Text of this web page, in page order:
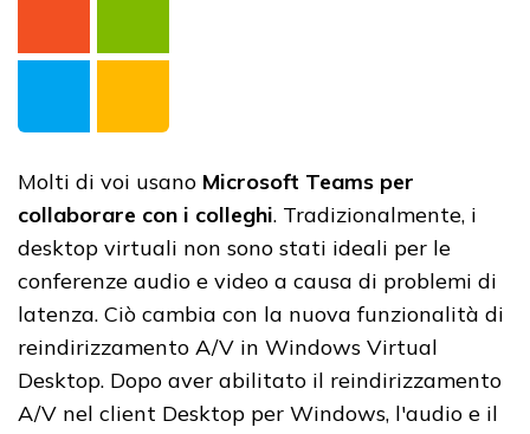
Molti di voi usano Microsoft Teams per
collaborare con i colleghi. Tradizionalmente, i
desktop virtuali non sono stati ideali per le
conferenze audio e video a causa di problemi di
latenza. Ciò cambia con la nuova funzionalità di
reindirizzamento A/V in Windows Virtual
Desktop. Dopo aver abilitato il reindirizzamento
A/V nel client Desktop per Windows, l'audio e il